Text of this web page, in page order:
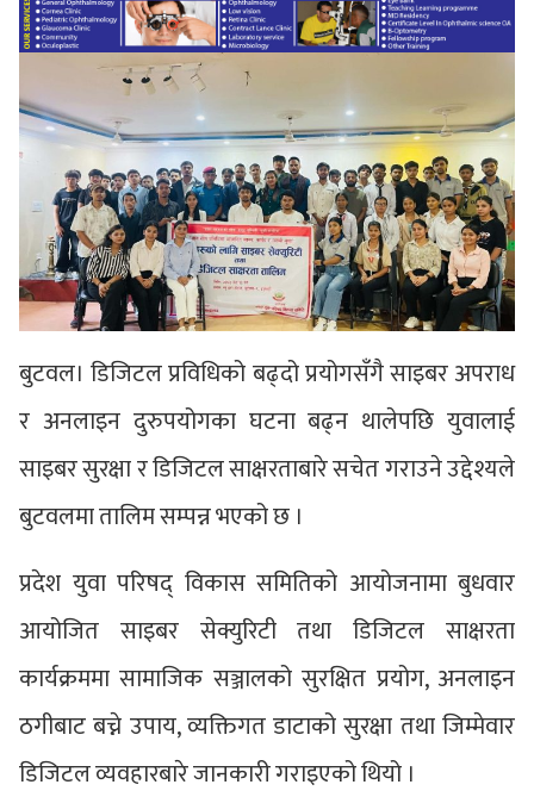
बुटवल। डिजिटल प्रविधिको बढ्दो प्रयोगसँगै साइबर अपराध
र अनलाइन दुरुपयोगका घटना बढ्न थालेपछि युवालाई
साइबर सुरक्षा र डिजिटल साक्षरताबारे सचेत गराउने उद्देश्यले
बुटवलमा तालिम सम्पन्न भएको छ ।
प्रदेश युवा परिषद् विकास समितिको आयोजनामा बुधवार
आयोजित साइबर सेक्युरिटी तथा डिजिटल साक्षरता
कार्यक्रममा सामाजिक सञ्जालको सुरक्षित प्रयोग, अनलाइन
ठगीबाट बच्ने उपाय, व्यक्तिगत डाटाको सुरक्षा तथा जिम्मेवार
डिजिटल व्यवहारबारे जानकारी गराइएको थियो ।